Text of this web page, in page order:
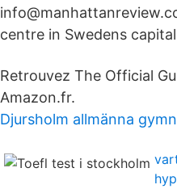
centre in Swedens
Retrouvez The Official
Amazon.fr.
Djursholm allmänna